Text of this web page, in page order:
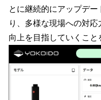
とに継続的にアップデ
り、多様な現場への対
向上を目指していくこと